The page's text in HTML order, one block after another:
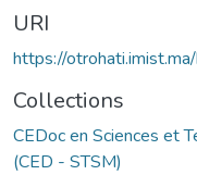
URI
https://
Collections
CEDoc en Sciences et
(CED - STSM)